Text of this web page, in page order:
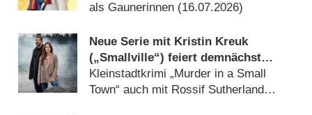
als Gaunerinnen (16.07.2026)
Neue Serie mit Kristin Kreuk
(„Smallville“) feiert demnächst
Deutschlandpremiere
Kleinstadtkrimi „Murder in a Small
Town“ auch mit Rossif Sutherland